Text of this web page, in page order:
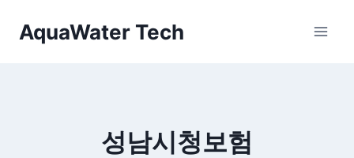
AquaWater Tech
성남시청보험